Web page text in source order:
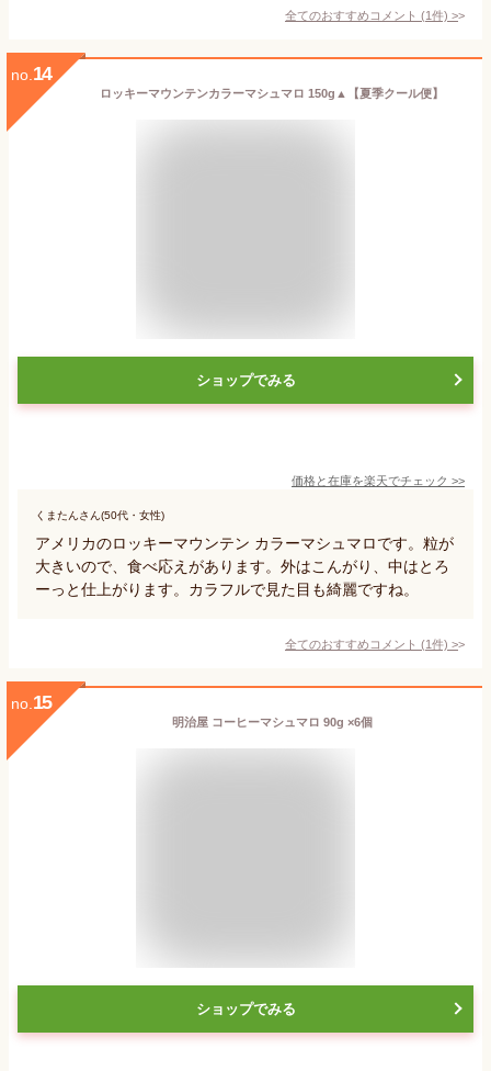
全てのおすすめコメント (1件) >
no. 14
ロッキーマウンテンカラーマシュマロ 150g▲【夏季クール便】
ショップでみる
価格と在庫を楽天でチェック >>
くまたんさん(50代・女性)
アメリカのロッキーマウンテン カラーマシュマロです。粒が
大きいので、食べ応えがあります。外はこんがり、中はとろ
ーっと仕上がります。カラフルで見た目も綺麗ですね。
全てのおすすめコメント (1件) >
no. 15
明治屋 コーヒーマシュマロ 90g ×6個
ショップでみる